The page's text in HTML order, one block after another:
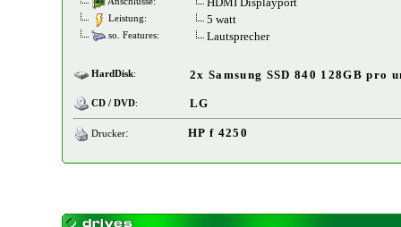
Leistung: 5 watt
so. Features: Lautsprecher
HardDisk: 2x Samsung SSD 840 128GB pro
CD / DVD: LG
Drucker: HP f 4250